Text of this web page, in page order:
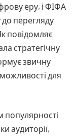
еру, і ФІФА
до перегляду
повідомляє
стратегічну
звичну
для
популярності
аудиторії,